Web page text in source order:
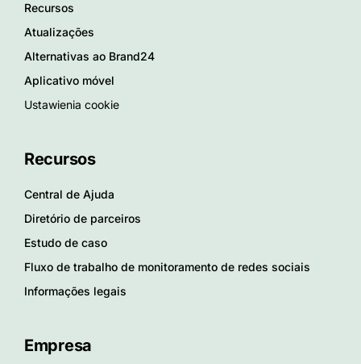
Recursos
Atualizações
Alternativas ao Brand24
Aplicativo móvel
Ustawienia cookie
Recursos
Central de Ajuda
Diretório de parceiros
Estudo de caso
Fluxo de trabalho de monitoramento de redes sociais
Informações legais
Empresa